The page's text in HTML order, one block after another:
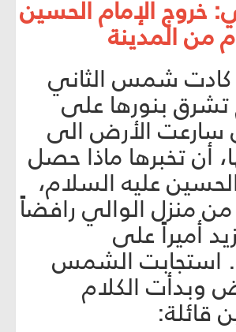
خروج الإمام الحسين
من المدينة
كادت شمس الثاني
بنورها على
سارعت الأرض الى
أن تخبرها ماذا حصل
عليه السلام،
منزل الوالي رافضاً
أميراً على
استجابت الشمس
وبدأت الكلام
قائلة: